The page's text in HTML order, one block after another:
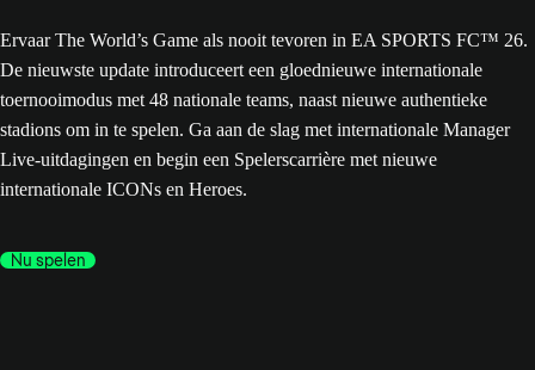
Ervaar The World’s Game als nooit tevoren in EA SPORTS FC™ 26.
De nieuwste update introduceert een gloednieuwe internationale
toernooimodus met 48 nationale teams, naast nieuwe authentieke
stadions om in te spelen. Ga aan de slag met internationale Manager
Live-uitdagingen en begin een Spelerscarrière met nieuwe
internationale ICONs en Heroes.
Nu spelen